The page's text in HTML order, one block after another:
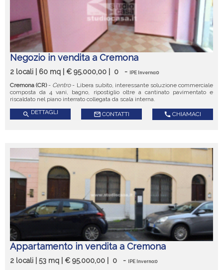
Negozio in vendita a Cremona
2 locali | 60 mq | € 95.000,00 | 0 - IPE Inverno:0
Cremona (CR)- Centro- Libera subito, interessante soluzione commerciale
composta da 4 vani, bagno, ripostiglio oltre a cantinato pavimentato e
riscaldato nel piano interrato collegata da scala interna.
search DETTAGLI mail_outline CONTATTI call CHIAMACI
Appartamento in vendita a Cremona
2 locali | 53 mq | € 95.000,00 | 0 - IPE Inverno:0